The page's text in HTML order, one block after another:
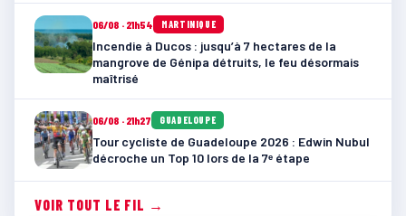
06/08 · 21h54 MARTINIQUE
Incendie à Ducos : jusqu’à 7 hectares de la
mangrove de Génipa détruits, le feu désormais
maîtrisé
06/08 · 21h27 GUADELOUPE
Tour cycliste de Guadeloupe 2026 : Edwin Nubul
décroche un Top 10 lors de la 7ᵉ étape
VOIR TOUT LE FIL →